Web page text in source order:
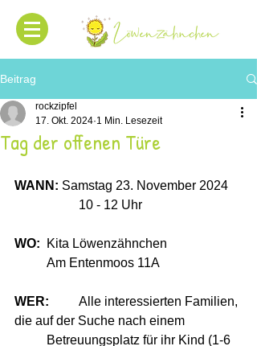
Beitrag
Tag der offenen Türe
rockzipfel
17. Okt. 2024 1 Min. Lesezeit
WANN: Samstag 23. November 2024
          	10 - 12 Uhr
WO:
Kita Löwenzähnchen
       	Am Entenmoos 11A
WER:
die auf der Suche nach einem